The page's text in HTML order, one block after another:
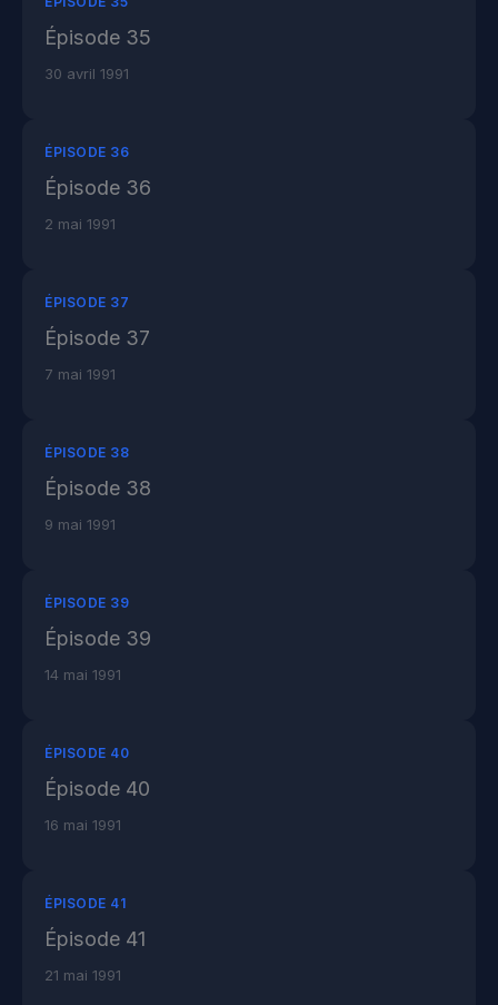
Épisode 35
30 avril 1991
ÉPISODE 36
Épisode 36
2 mai 1991
ÉPISODE 37
Épisode 37
7 mai 1991
ÉPISODE 38
Épisode 38
9 mai 1991
ÉPISODE 39
Épisode 39
14 mai 1991
ÉPISODE 40
Épisode 40
16 mai 1991
ÉPISODE 41
Épisode 41
21 mai 1991